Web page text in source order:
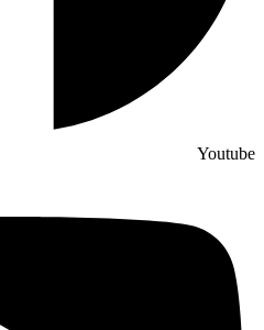
Youtube